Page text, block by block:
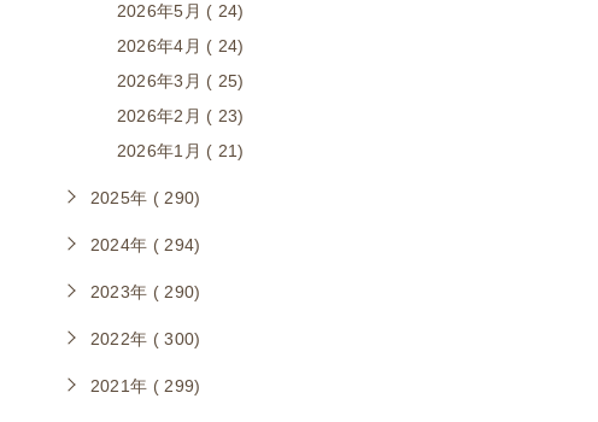
2026年5月 ( 24)
2026年4月 ( 24)
2026年3月 ( 25)
2026年2月 ( 23)
2026年1月 ( 21)
2025年 ( 290)
2024年 ( 294)
2023年 ( 290)
2022年 ( 300)
2021年 ( 299)